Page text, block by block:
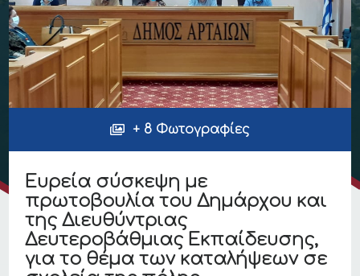
+ 8 Φωτογραφίες
Ευρεία σύσκεψη με
πρωτοβουλία του Δημάρχου και
της Διευθύντριας
Δευτεροβάθμιας Εκπαίδευσης,
για το θέμα των καταλήψεων σε